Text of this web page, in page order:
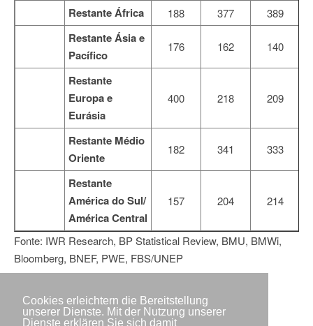
Cookies erleichtern die Bereitstellung
unserer Dienste. Mit der Nutzung unserer
Dienste erklären Sie sich damit
Restante África 188 377 389
Restante Ásia e
Pacífico
176 162 140
Restante
Europa e
Eurásia
400 218 209
Restante Médio
Oriente
182 341 333
Restante
América do Sul/
América Central
157 204 214
Fonte: IWR Research, BP Statistical Review, BMU, BMWi,
Bloomberg, BNEF, PWE, FBS/UNEP